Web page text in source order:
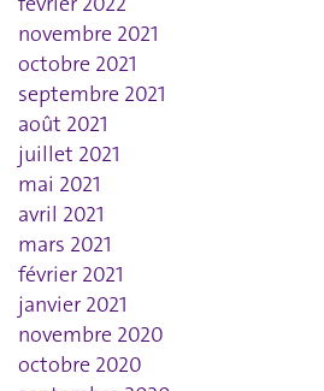
novembre 2021
octobre 2021
septembre 2021
août 2021
juillet 2021
mai 2021
avril 2021
mars 2021
février 2021
janvier 2021
novembre 2020
octobre 2020